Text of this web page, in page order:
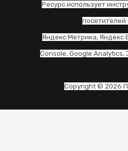
Ресурс использует
посетителей
Яндекс Метрика, Яндекс
Console, Google Analytics,
Copyright © 2026